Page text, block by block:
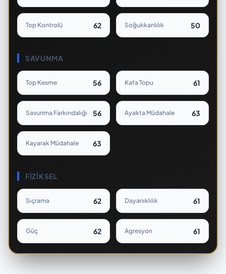
Top Kontrolü 62 Soğukkanlılık 50
SAVUNMA
Top Kesme 56 Kafa Topu 61
Savunma Farkındalığı 56 Ayakta Müdahale 63
Kayarak Müdahale 63
FIZIKSEL
Sıçrama 62 Dayanıklılık 61
Güç 62 Agresyon 61